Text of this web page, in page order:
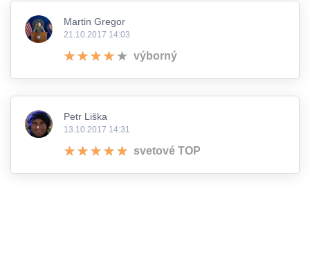
Martin Gregor
21.10.2017 14:03
výborný
Petr Liška
13.10.2017 14:31
svetové TOP